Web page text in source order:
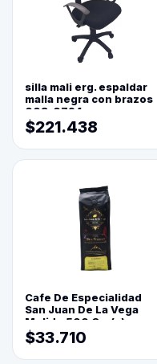
silla mali erg. espaldar
malla negra con brazos
003-0794
$221.438
Cafe De Especialidad
San Juan De La Vega
Molido 500 Grs(=)
$33.710